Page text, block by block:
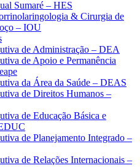
Sumaré – HES
& Cirurgia de
– IOU
de Administração – DEA
de Apoio e Permanência
da Área da Saúde – DEAS
de Direitos Humanos –
de Educação Básica e
de Planejamento Integrado –
de Relações Internacionais –